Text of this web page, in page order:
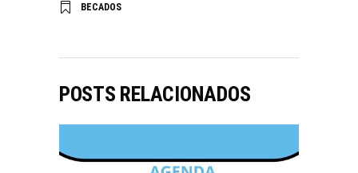
BECADOS
POSTS RELACIONADOS